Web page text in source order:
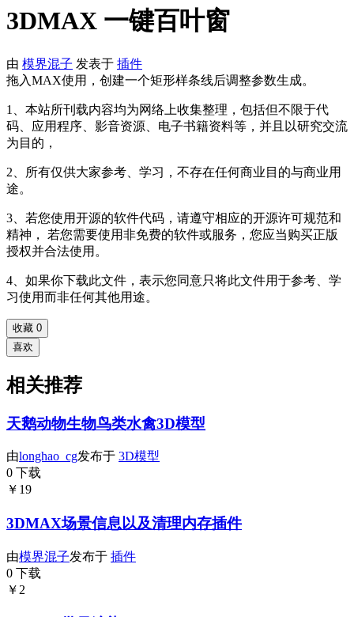
3DMAX 一键百叶窗
由 模界混子 发表于 插件
拖入MAX使用，创建一个矩形样条线后调整参数生成。
1、本站所刊载内容均为网络上收集整理，包括但不限于代
码、应用程序、影音资源、电子书籍资料等，并且以研究交流
为目的，
2、所有仅供大家参考、学习，不存在任何商业目的与商业用
途。
3、若您使用开源的软件代码，请遵守相应的开源许可规范和
精神， 若您需要使用非免费的软件或服务，您应当购买正版
授权并合法使用。
4、如果你下载此文件，表示您同意只将此文件用于参考、学
习使用而非任何其他用途。
收藏 0
喜欢
相关推荐
天鹅动物生物鸟类水禽3D模型
由longhao_cg发布于 3D模型
0 下载
￥19
3DMAX场景信息以及清理内存插件
由模界混子发布于 插件
0 下载
￥2